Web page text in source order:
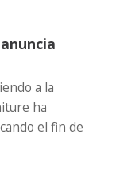
a la
ha
el fin de